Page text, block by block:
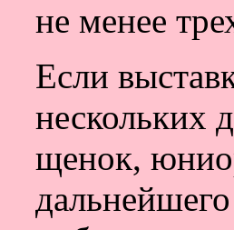
не менее
Если
нескольких
щенок,